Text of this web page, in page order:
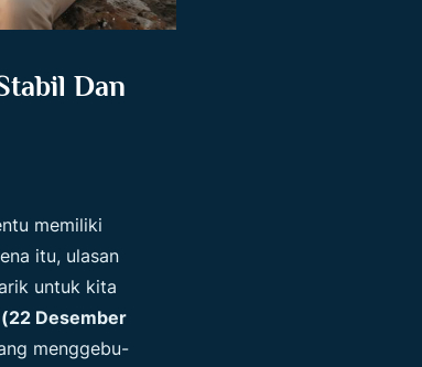
Dan
memiliki
itu, ulasan
untuk kita
Desember
menggebu-